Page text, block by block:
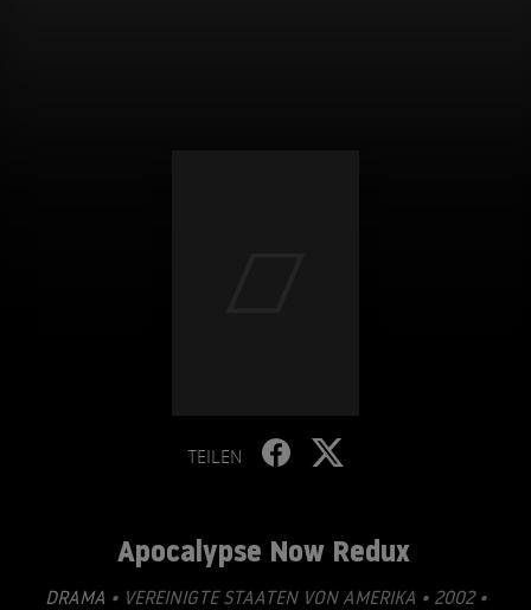
TEILEN
Apocalypse Now Redux
DRAMA • VEREINIGTE STAATEN VON AMERIKA • 2002 •